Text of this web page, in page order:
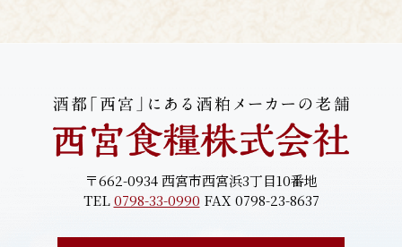
〒662-0934 西宮市西宮浜3丁目10番地
TEL0798-33-0990 FAX 0798-23-8637